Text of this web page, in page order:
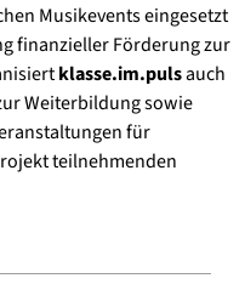
Musikevents eingesetzt
finanzieller Förderung zur
klasse.im.pulsauch
Weiterbildung sowie
für
teilnehmenden